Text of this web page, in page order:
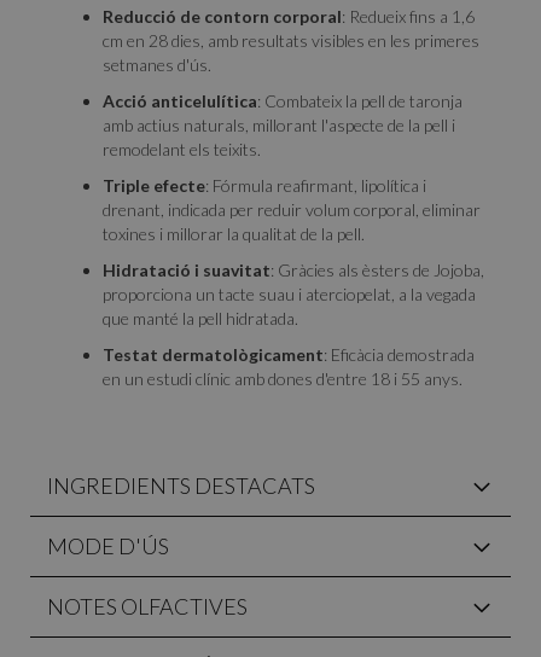
Reducció de contorn corporal: Redueix fins a 1,6
cm en 28 dies, amb resultats visibles en les primeres
setmanes d'ús.
Acció anticelulítica: Combateix la pell de taronja
amb actius naturals, millorant l'aspecte de la pell i
remodelant els teixits.
Triple efecte: Fórmula reafirmant, lipolítica i
drenant, indicada per reduir volum corporal, eliminar
toxines i millorar la qualitat de la pell.
Hidratació i suavitat: Gràcies als èsters de Jojoba,
proporciona un tacte suau i aterciopelat, a la vegada
que manté la pell hidratada.
Testat dermatològicament: Eficàcia demostrada
en un estudi clínic amb dones d'entre 18 i 55 anys.
INGREDIENTS DESTACATS
MODE D'ÚS
NOTES OLFACTIVES